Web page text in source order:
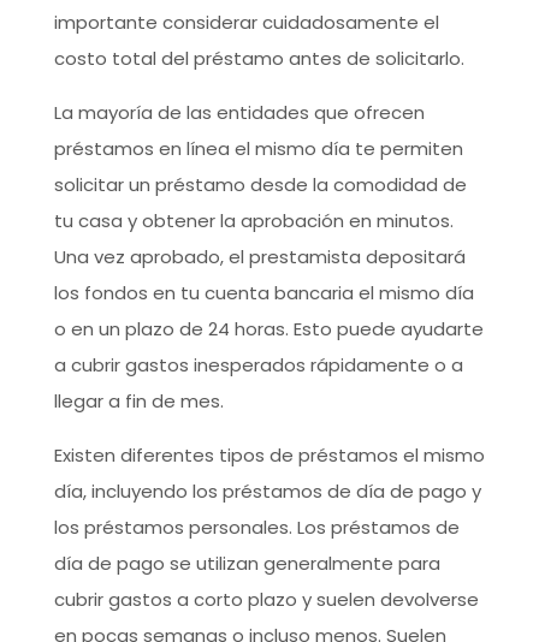
importante considerar cuidadosamente el
costo total del préstamo antes de solicitarlo.
La mayoría de las entidades que ofrecen
préstamos en línea el mismo día te permiten
solicitar un préstamo desde la comodidad de
tu casa y obtener la aprobación en minutos.
Una vez aprobado, el prestamista depositará
los fondos en tu cuenta bancaria el mismo día
o en un plazo de 24 horas. Esto puede ayudarte
a cubrir gastos inesperados rápidamente o a
llegar a fin de mes.
Existen diferentes tipos de préstamos el mismo
día, incluyendo los préstamos de día de pago y
los préstamos personales. Los préstamos de
día de pago se utilizan generalmente para
cubrir gastos a corto plazo y suelen devolverse
en pocas semanas o incluso menos. Suelen